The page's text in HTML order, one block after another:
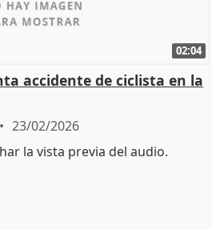
02:04
accidente de ciclista en la
23/02/2026